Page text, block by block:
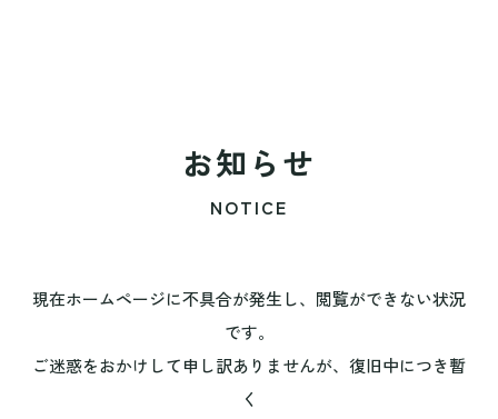
お知らせ
NOTICE
現在ホームページに不具合が発生し、閲覧ができない状況
です。
ご迷惑をおかけして申し訳ありませんが、復旧中につき暫
く